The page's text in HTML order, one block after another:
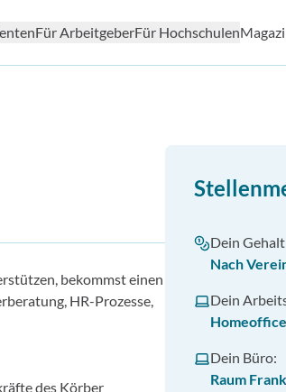
Für ArbeitgeberFür Hochschulen
bekommst einen
HR-Prozesse,
des Körber
Dein Gehalt
Nach
Dein
Dein Büro:
Raum